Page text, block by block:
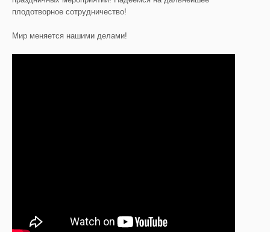
плодотворное сотрудничество!
Мир меняется нашими делами!